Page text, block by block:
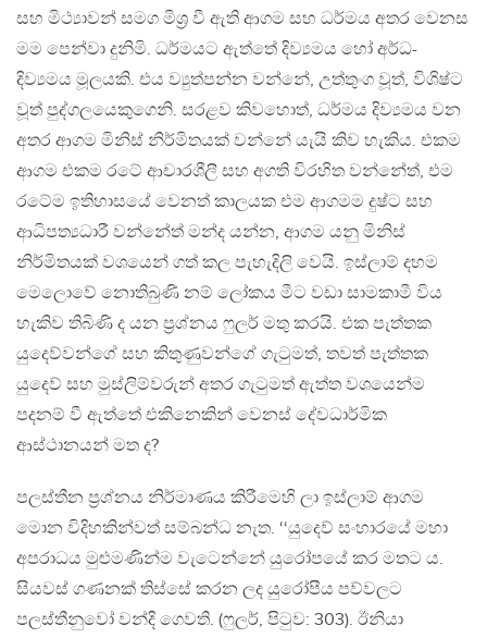
සහ මිථ්‍යාවන් සමග මිශ‍්‍ර වී ඇති ආගම සහ ධර්මය අතර වෙනස
මම පෙන්වා දුනිමි. ධර්මයට ඇත්තේ දිව්‍යමය හෝ අර්ධ-
දිව්‍යමය මූලයකි. එය ව්‍යුත්පන්න වන්නේ, උත්තුංග වූත්, විශිෂ්ට
වූත් පුද්ගලයෙකුගෙනි. සරළව කිවහොත්, ධර්මය දිව්‍යමය වන
අතර ආගම මිනිස් නිර්මිතයක් වන්නේ යැයි කිව හැකිය. එකම
ආගම එකම රටේ ආචාරශීලී සහ අගති විරහිත වන්නේත්, එම
රටේම ඉතිහාසයේ වෙනත් කාලයක එම ආගමම දුෂ්ට සහ
ආධිපත්‍යධාරී වන්නේත් මන්ද යන්න, ආගම යනු මිනිස්
නිර්මිතයක් වශයෙන් ගත් කල පැහැදිලි වෙයි. ඉස්ලාම් දහම
මෙලොවේ නොතිබුණි නම් ලෝකය මීට වඩා සාමකාමී විය
හැකිව තිබිණි ද යන ප‍්‍රශ්නය ෆුලර් මතු කරයි. එක පැත්තක
යුදෙව්වන්ගේ සහ කිතුණුවන්ගේ ගැටුමත්, තවත් පැත්තක
යුදෙව් සහ මුස්ලිම්වරුන් අතර ගැටුමත් ඇත්ත වශයෙන්ම
පදනම් වී ඇත්තේ එකිනෙකින් වෙනස් දේවධාර්මික
ආස්ථානයන් මත ද?
පලස්තීන ප‍්‍රශ්නය නිර්මාණය කිරීමෙහි ලා ඉස්ලාම් ආගම
මොන විදිහකින්වත් සම්බන්ධ නැත. ‘‘යුදෙව් සංහාරයේ මහා
අපරාධය මුළුමණින්ම වැටෙන්නේ යුරෝපයේ කර මතට ය.
සියවස් ගණනක් තිස්සේ කරන ලද යුරෝපීය පව්වලට
පලස්තීනුවෝ වන්දි ගෙවති. (ෆුලර්, පිටුව: 303). ඊනියා